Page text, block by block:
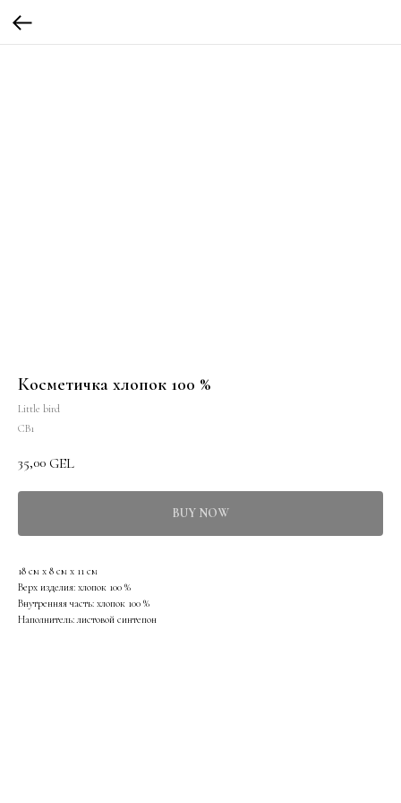
Косметичка хлопок 100 %
Little bird
CB1
35,00 GEL
BUY NOW
18 см х 8 см х 11 см
Верх изделия: хлопок 100 %
Внутренняя часть: хлопок 100 %
Наполнитель: листовой синтепон